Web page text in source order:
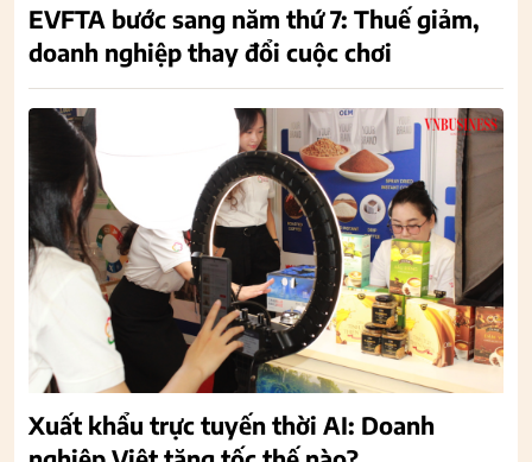
EVFTA bước sang năm thứ 7: Thuế giảm,
doanh nghiệp thay đổi cuộc chơi
Xuất khẩu trực tuyến thời AI: Doanh